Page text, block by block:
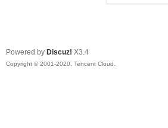
Powered by Discuz! X3.4
Copyright © 2001-2020, Tencent Cloud.